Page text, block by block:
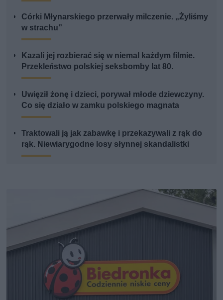
Córki Młynarskiego przerwały milczenie. „Żyliśmy
w strachu”
Kazali jej rozbierać się w niemal każdym filmie.
Przekleństwo polskiej seksbomby lat 80.
Uwięził żonę i dzieci, porywał młode dziewczyny.
Co się działo w zamku polskiego magnata
Traktowali ją jak zabawkę i przekazywali z rąk do
rąk. Niewiarygodne losy słynnej skandalistki